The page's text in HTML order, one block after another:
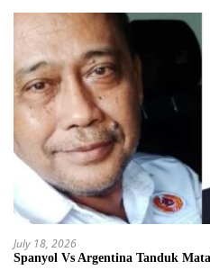
July 18, 2026
Spanyol Vs Argentina Tanduk